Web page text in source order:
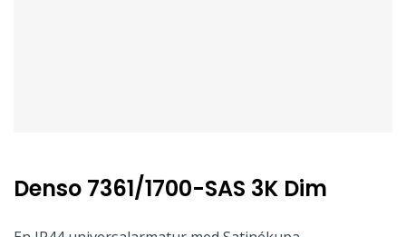
Denso 7361/1700-SAS 3K Dim